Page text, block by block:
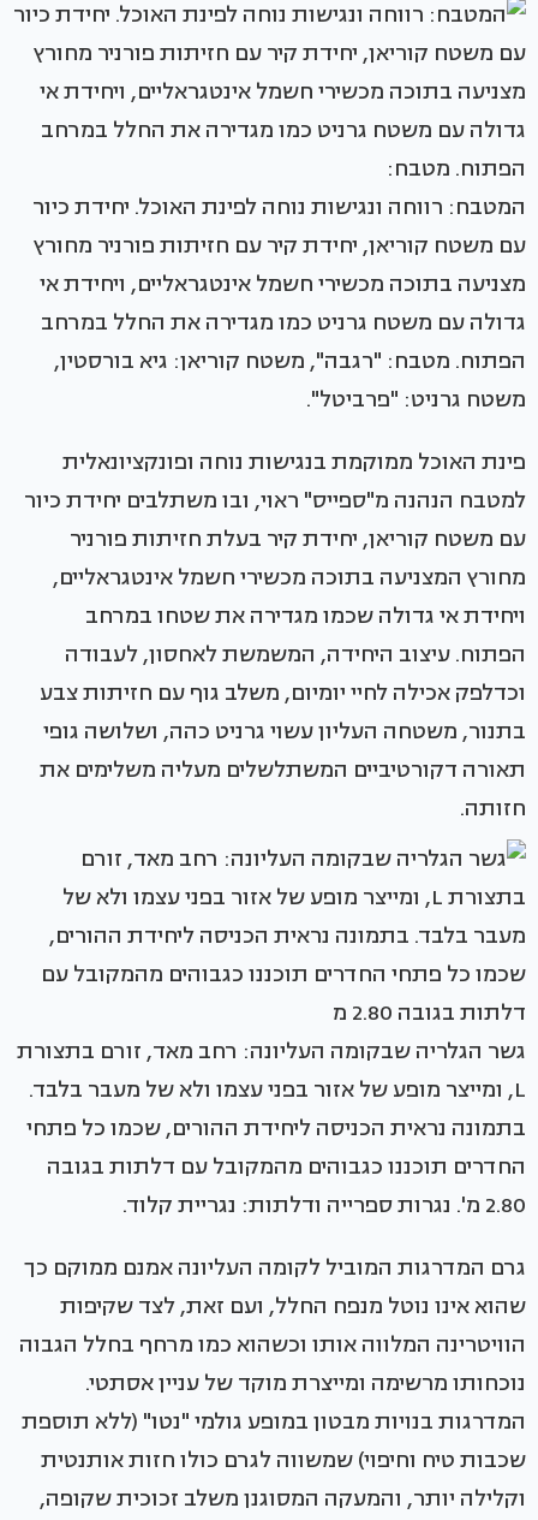
המטבח: רווחה ונגישות נוחה לפינת האוכל. יחידת כיור
עם משטח קוריאן, יחידת קיר עם חזיתות פורניר מחורץ
מצניעה בתוכה מכשירי חשמל אינטגראליים, ויחידת אי
גדולה עם משטח גרניט כמו מגדירה את החלל במרחב
הפתוח. מטבח: "רגבה", משטח קוריאן: גיא בורסטין,
משטח גרניט: "פרביטל".
פינת האוכל ממוקמת בנגישות נוחה ופונקציונאלית
למטבח הנהנה מ"ספייס" ראוי, ובו משתלבים יחידת כיור
עם משטח קוריאן, יחידת קיר בעלת חזיתות פורניר
מחורץ המצניעה בתוכה מכשירי חשמל אינטגראליים,
ויחידת אי גדולה שכמו מגדירה את שטחו במרחב
הפתוח. עיצוב היחידה, המשמשת לאחסון, לעבודה
וכדלפק אכילה לחיי יומיום, משלב גוף עם חזיתות צבע
בתנור, משטחה העליון עשוי גרניט כהה, ושלושה גופי
תאורה דקורטיביים המשתלשלים מעליה משלימים את
חזותה.
גשר הגלריה שבקומה העליונה: רחב מאד, זורם בתצורת
L, ומייצר מופע של אזור בפני עצמו ולא של מעבר בלבד.
בתמונה נראית הכניסה ליחידת ההורים, שכמו כל פתחי
החדרים תוכננו כגבוהים מהמקובל עם דלתות בגובה
2.80 מ'. נגרות ספרייה ודלתות: נגריית קלוד.
גרם המדרגות המוביל לקומה העליונה אמנם ממוקם כך
שהוא אינו נוטל מנפח החלל, ועם זאת, לצד שקיפות
הוויטרינה המלווה אותו וכשהוא כמו מרחף בחלל הגבוה
נוכחותו מרשימה ומייצרת מוקד של עניין אסתטי.
המדרגות בנויות מבטון במופע גולמי "נטו" (ללא תוספת
שכבות טיח וחיפוי) שמשווה לגרם כולו חזות אותנטית
וקלילה יותר, והמעקה המסוגנן משלב זכוכית שקופה,